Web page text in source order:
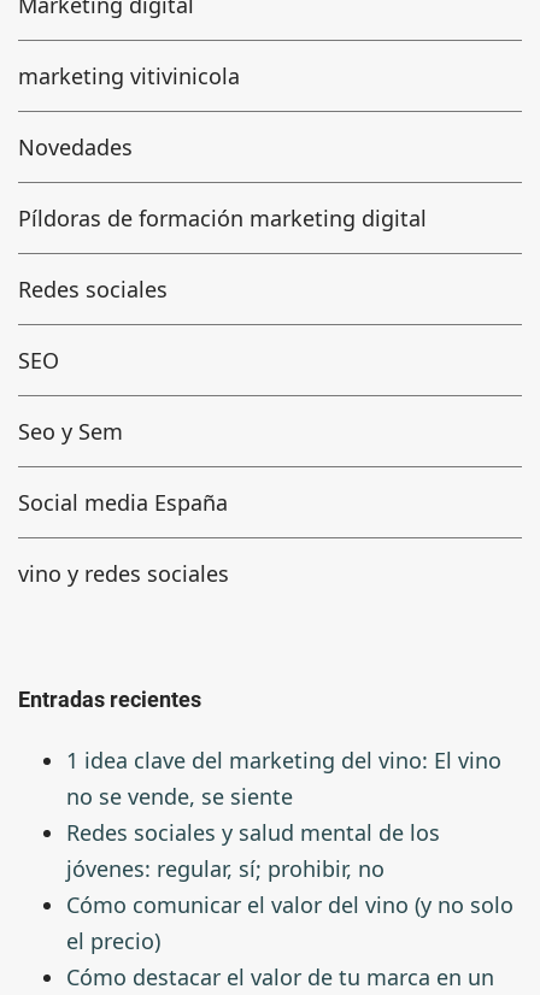
marketing vitivinicola
Novedades
Píldoras de formación marketing digital
Redes sociales
SEO
Seo y Sem
Social media España
vino y redes sociales
Entradas recientes
1 idea clave del marketing del vino: El vino
no se vende, se siente
Redes sociales y salud mental de los
jóvenes: regular, sí; prohibir, no
Cómo comunicar el valor del vino (y no solo
el precio)
Cómo destacar el valor de tu marca en un